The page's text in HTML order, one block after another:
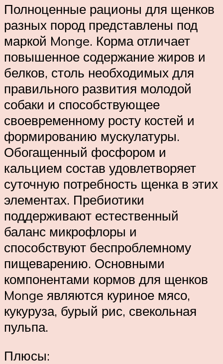
Полноценные рационы для щенков
разных пород представлены под
маркой Monge. Корма отличает
повышенное содержание жиров и
белков, столь необходимых для
правильного развития молодой
собаки и способствующее
своевременному росту костей и
формированию мускулатуры.
Обогащенный фосфором и
кальцием состав удовлетворяет
суточную потребность щенка в этих
элементах. Пребиотики
поддерживают естественный
баланс микрофлоры и
способствуют беспроблемному
пищеварению. Основными
компонентами кормов для щенков
Monge являются куриное мясо,
кукуруза, бурый рис, свекольная
пульпа.
Плюсы: